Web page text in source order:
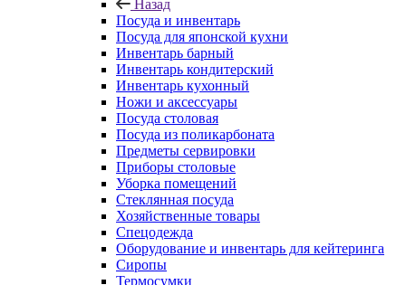
Назад
Посуда и инвентарь
Посуда для японской кухни
Инвентарь барный
Инвентарь кондитерский
Инвентарь кухонный
Ножи и аксессуары
Посуда столовая
Посуда из поликарбоната
Предметы сервировки
Приборы столовые
Уборка помещений
Стеклянная посуда
Хозяйственные товары
Спецодежда
Оборудование и инвентарь для кейтеринга
Сиропы
Термосумки